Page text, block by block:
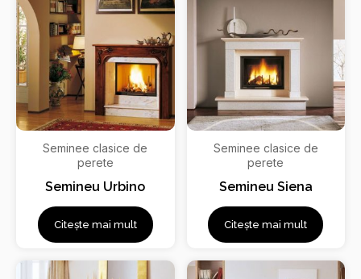
Seminee clasice de
perete
Semineu Urbino
Citește mai mult
Seminee clasice de
perete
Semineu Siena
Citește mai mult